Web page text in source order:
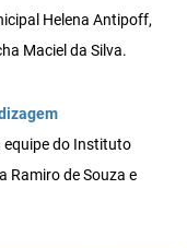
Helena Antipoff,
Maciel da Silva.
equipe do Instituto
Ramiro de Souza e